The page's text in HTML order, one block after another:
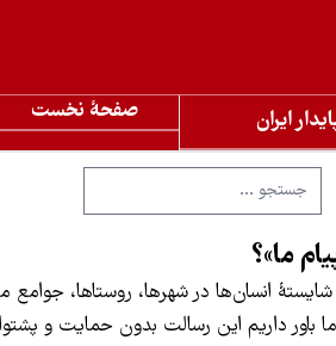
ایران صفحۀ نخست
ما»؟
شایستهٔ انسان‌ها در شهرها، روستاها،
باور داریم این رسالت بدون حمایت و